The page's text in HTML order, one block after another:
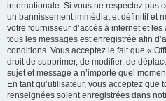
internationale. Si vous ne respectez pas
un bannissement immédiat et définitif et
votre fournisseur d’accès à internet et
tous les messages est enregistrée afin
conditions. Vous acceptez le fait que «
droit de supprimer, de modifier, de
sujet et message à n’importe quel
En tant qu’utilisateur, vous acceptez
renseignées soient enregistrées dans